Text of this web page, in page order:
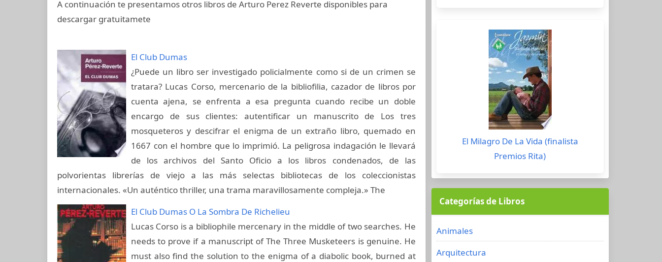
A continuación te presentamos otros libros de Arturo Perez Reverte disponibles para
descargar gratuitamete
El Club Dumas
¿Puede un libro ser investigado policialmente como si de un crimen se
tratara? Lucas Corso, mercenario de la bibliofilia, cazador de libros por
cuenta ajena, se enfrenta a esa pregunta cuando recibe un doble
encargo de sus clientes: autentificar un manuscrito de Los tres
mosqueteros y descifrar el enigma de un extraño libro, quemado en
1667 con el hombre que lo imprimió. La peligrosa indagación le llevará
de los archivos del Santo Oficio a los libros condenados, de las
polvorientas librerías de viejo a las más selectas bibliotecas de los coleccionistas
internacionales. «Un auténtico thriller, una trama maravillosamente compleja.» The
El Club Dumas O La Sombra De Richelieu
Lucas Corso is a bibliophile mercenary in the middle of two searches. He
needs to prove if a manuscript of The Three Musketeers is genuine. He
must also find the solution to the enigma of a diabolic book, burned at
El Milagro De La Vida (finalista
Premios Rita)
Categorías de Libros
Animales
Arquitectura